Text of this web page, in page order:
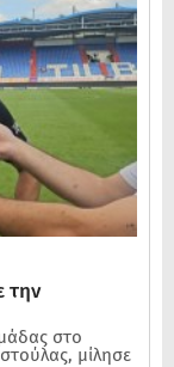
την
στο
μίλησε